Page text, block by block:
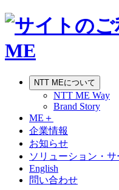
NTT MEについて
NTT ME Way
Brand Story
ME＋
企業情報
お知らせ
ソリューション・サ
English
問い合わせ